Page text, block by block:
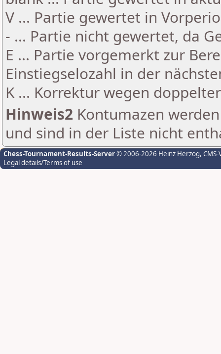
V ... Partie gewertet in
- ... Partie nicht gewertet, da
E ... Partie vorgemerkt zur
Einstiegselozahl in der
K ... Korrektur wegen
Hinweis2 Kontumazen
und sind in der Liste nicht
Chess-Tournament-Results-Server© 2006-2026 Heinz Herzog,
Legal details/Terms of use